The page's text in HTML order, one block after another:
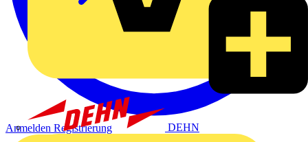
DEHN
Anmelden Registrierung